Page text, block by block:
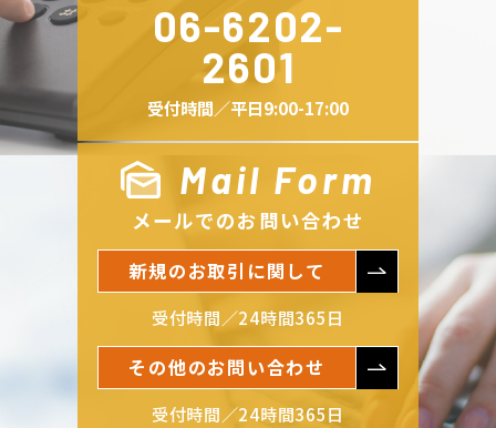
06-6202-
2601
受付時間／平日9:00-17:00
Mail Form
メールでのお問い合わせ
新規のお取引に関して
受付時間／24時間365日
その他のお問い合わせ
受付時間／24時間365日